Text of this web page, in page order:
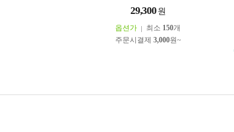
29,300 원
옵션가 최소 150개
주문시결제 3,000원~